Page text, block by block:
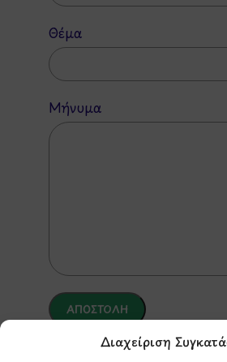
Διαχείριση
Θέμα
Μήνυμα
*Αυτός ο ιστότοπος προστατεύεται